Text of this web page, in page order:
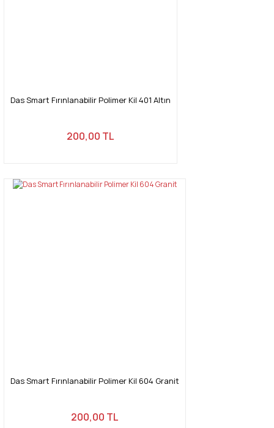
Das Smart Fırınlanabilir Polimer Kil 401 Altın
200,00 TL
Das Smart Fırınlanabilir Polimer Kil 604 Granit
200,00 TL